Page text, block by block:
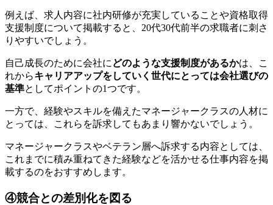
例えば、求人内容に社内研修が充実していることや資格取得
支援制度について掲載すると、20代30代前半の求職者に刺さ
りやすいでしょう。
自己成長のために会社に どのような支援制度があるかは、こ
れからキャリアアップをしていく世代にとっては会社選びの
基準としてポイントの1つです。
一方で、経験やスキルを備えたマネージャークラスの人材に
とっては、これらを訴求してもあまり響かないでしょう。
マネージャークラスやベテラン層へ訴求する内容としては、
これまでに積み重ねてきた経験などを活かせる仕事内容を掲
載するのをおすすめします。
④競合との差別化を図る